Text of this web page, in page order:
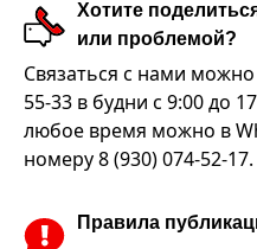
Хотите
или проблемой?
Связаться с нами
55-33 в будни с 9:00 до
любое время можно в
номеру 8 (930) 074-52-17.
Правила